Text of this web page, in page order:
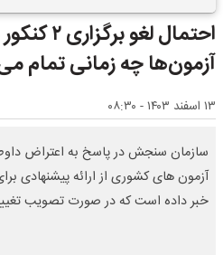
محاسبه می
احتمال
آزمون‌ها چه زمانی تمام
۱۳ اسفند ۱۴۰۳ - ۰۸:۳۰
سازمان سنجش در پاسخ به اعتراض
آزمون های کشوری از ارائه پیشنهادی
خبر داده است که در صورت تصویب